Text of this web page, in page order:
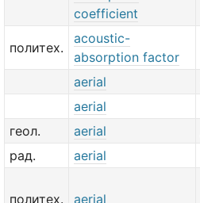
coefficient
политех.
acoustic-
absorption factor
aerial
aerial
геол.
aerial
рад.
aerial
политех. aerial